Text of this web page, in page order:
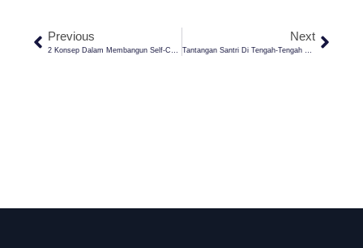
Previous
2 Konsep Dalam Membangun Self-Compassion Dalam Islam
Next
Tantangan Santri Di Tengah-Tengah Gempuran Era Disrupsi